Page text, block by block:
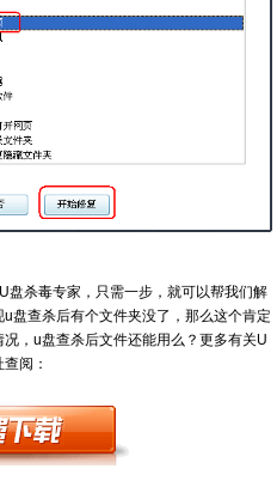
盘杀毒专家，只需一步，就可以帮我们解
盘查杀后有个文件夹没了，那么这个肯定
，u盘查杀后文件还能用么？更多有关U
阅：